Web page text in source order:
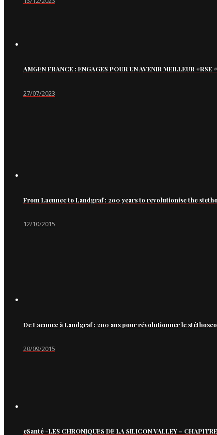
AMGEN FRANCE : ENGAGES POUR UN AVENIR MEILLEUR
27/07/2023
From Laennec to Landgraf : 200 years to revolutionise the
12/10/2015
De Laennec à Landgraf : 200 ans pour révolutionner le
20/09/2015
eSanté -LES CHRONIQUES DE LA SILICON VALLEY –